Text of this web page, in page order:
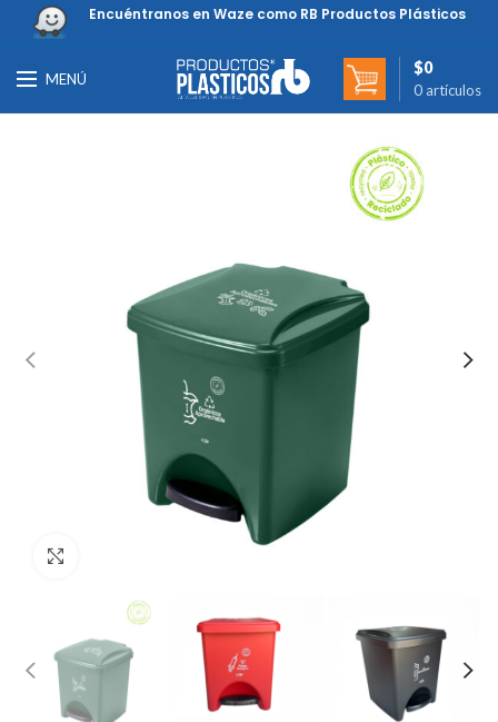
Encuéntranos en Waze como RB Productos Plásticos
MENÚ
0 artículos
$0